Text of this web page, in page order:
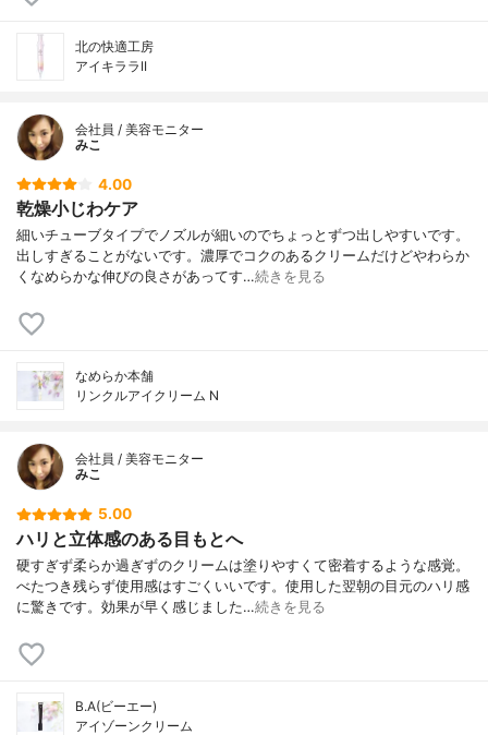
北の快適工房
アイキララII
会社員 / 美容モニター
みこ
4.00
乾燥小じわケア
細いチューブタイプでノズルが細いのでちょっとずつ出しやすいです。
出しすぎることがないです。濃厚でコクのあるクリームだけどやわらか
くなめらかな伸びの良さがあってす…続きを見る
なめらか本舗
リンクルアイクリーム N
会社員 / 美容モニター
みこ
5.00
ハリと立体感のある目もとへ
硬すぎず柔らか過ぎずのクリームは塗りやすくて密着するような感覚。
べたつき残らず使用感はすごくいいです。使用した翌朝の目元のハリ感
に驚きです。効果が早く感じました…続きを見る
B.A(ビーエー)
アイゾーンクリーム